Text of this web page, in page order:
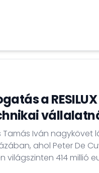
a RESILUX
Iván nagykövet
ahol Peter De
világszinten 414 millió